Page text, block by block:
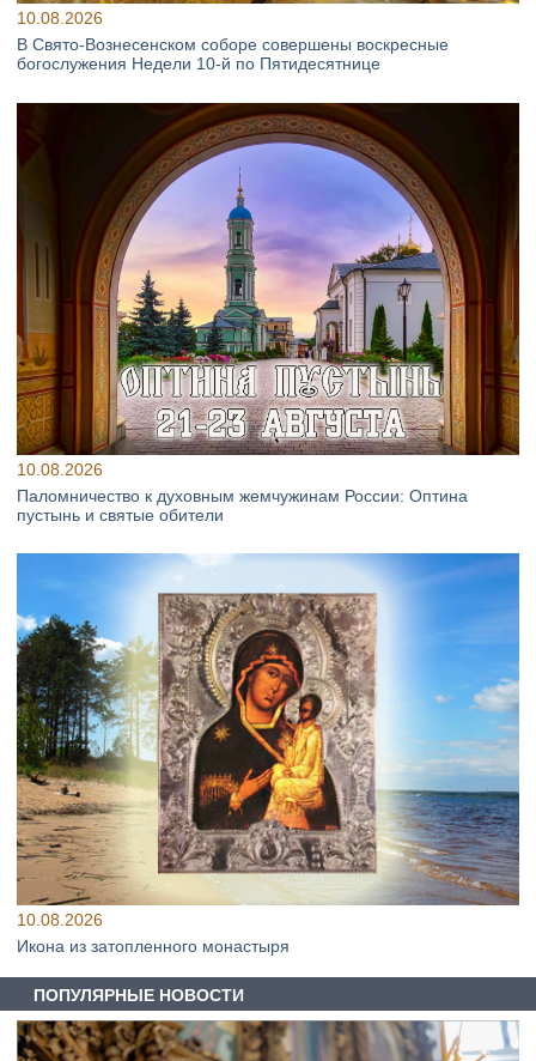
10.08.2026
В Свято‑Вознесенском соборе совершены воскресные
богослужения Недели 10‑й по Пятидесятнице
10.08.2026
Паломничество к духовным жемчужинам России: Оптина
пустынь и святые обители
10.08.2026
Икона из затопленного монастыря
ПОПУЛЯРНЫЕ НОВОСТИ